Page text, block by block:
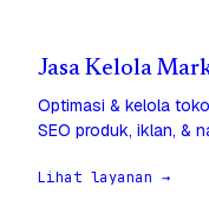
Jasa Kelola
Optimasi & kelola
SEO produk, iklan, &
Lihat layanan →